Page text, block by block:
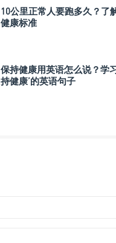
10公里正常人要跑多久？了
健康标准
保持健康用英语怎么说？学
持健康’的英语句子